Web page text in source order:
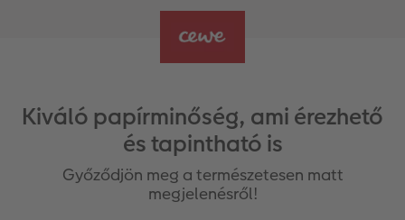
Kiváló papírminőség, ami érezhető
és tapintható is
Győződjön meg a természetesen matt
megjelenésről!